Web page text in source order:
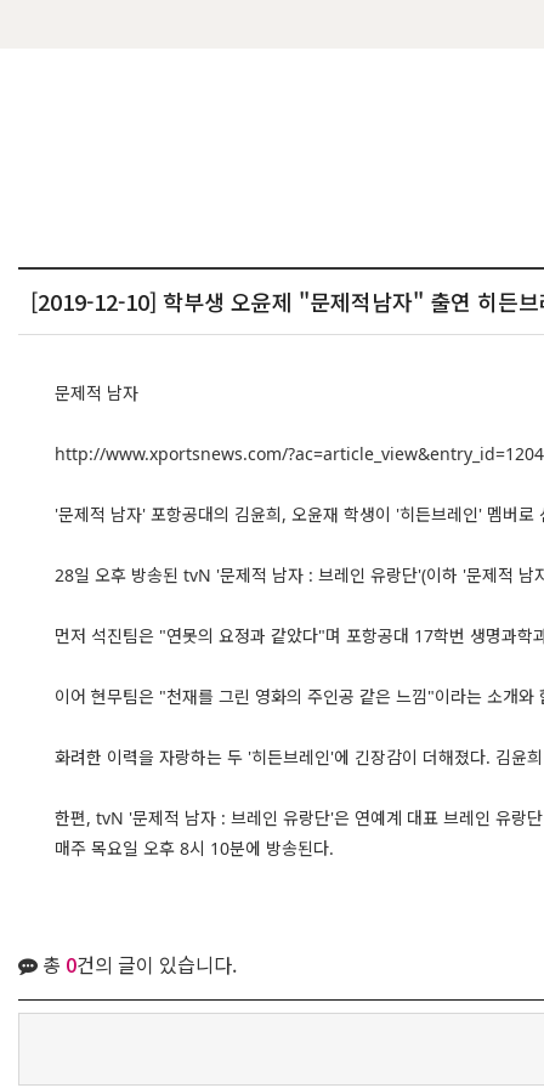
[2019-12-10] 학부생 오윤제 "문제적남자" 출연 히든
문제적 남자
http://www.xportsnews.com/
'문제적 남자' 포항공대의 김윤희, 오윤재 학생이 '히든브레인' 멤버로
28일 오후 방송된 tvN '문제적 남자 : 브레인 유랑단'(이하 '문제적 남
먼저 석진팀은 "연못의 요정과 같았다"며 포항공대 17학번 생명과
이어 현무팀은 "천재를 그린 영화의 주인공 같은 느낌"이라는 소개
화려한 이력을 자랑하는 두 '히든브레인'에 긴장감이 더해졌다. 김
한편, tvN '문제적 남자 : 브레인 유랑단'은 연예계 대표 브레인 유랑
매주 목요일 오후 8시 10분에 방송된다.
총 0건의 글이 있습니다.